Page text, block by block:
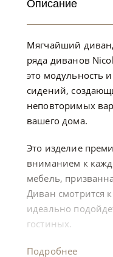
Описание
Мягчайший
ряда диванов
это модульность
сидений,
неповторимых
вашего дома.
Это изделие
вниманием к
мебель,
Диван смотрится
идеально
гостиных.
Подробнее